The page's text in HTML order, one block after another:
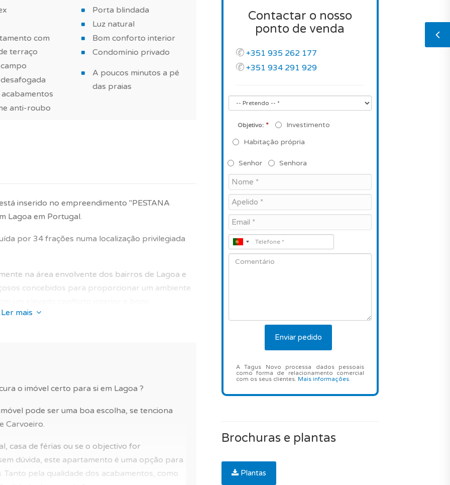
de férias.
dos seus novos projetos imobiliários em
com
terraço
anti-roubo
Porta blindada
Luz natural
Bom conforto interior
Condomínio privado
A poucos minutos a pé
das praias
inserido no empreendimento "PESTANA
Lagoa em Portugal.
por 34 frações numa localização privilegiada
na área envolvente dos bairros de Lagoa e
concebidos para proporcionar um ambiente
nas redondezas (bons acessos, zona calma,
farmácia, clube de ténis, banco e polícia).
ambiente de golfe e campo em Lagoa.
estimadas em 478€/mês.
ou um apartamento de férias em Portugal,
Ler mais
o imóvel certo para si em Lagoa ?
pode ser uma boa escolha, se tenciona
Carvoeiro.
casa de férias ou se o objectivo for
dúvida, este apartamento é uma opção para
Tanto pela qualidade dos acabamentos, como
Contactar o nosso
ponto de venda
+351 935 262 177
+351 934 291 929
Objetivo: *
Investimento
Habitação própria
Senhor Senhora
A Tagus Novo processa dados pessoais
como forma de relacionamento comercial
com os seus clientes. Mais informações.
Brochuras e plantas
Plantas